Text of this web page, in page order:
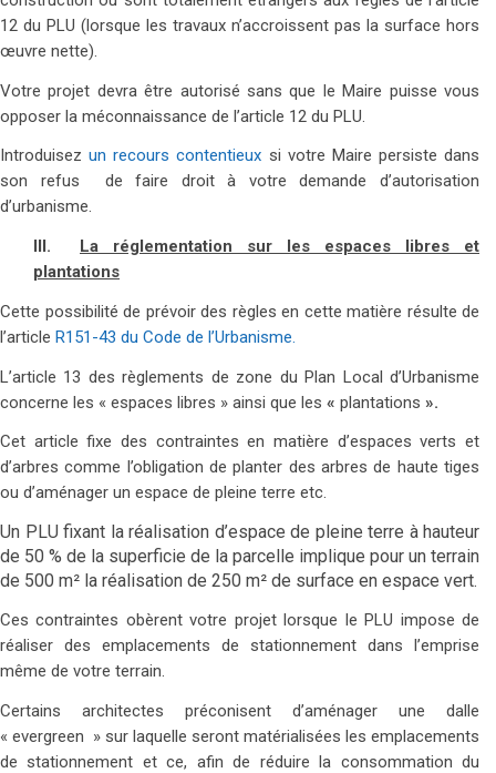
12 du PLU (lorsque les travaux n’accroissent pas la surface hors
œuvre nette).
Votre projet devra être autorisé sans que le Maire puisse vous
opposer la méconnaissance de l’article 12 du PLU.
Introduisezun recours contentieux si votre Maire persiste dans
son refus de faire droit à votre demande d’autorisation
d’urbanisme.
III. La réglementation sur les espaces libres et
plantations
Cette possibilité de prévoir des règles en cette matière résulte de
l’article R151-43 du Code de l’Urbanisme.
L’article 13 des règlements de zone du Plan Local d’Urbanisme
concerne les « espaces libres » ainsi que les « plantations ».
Cet article fixe des contraintes en matière d’espaces verts et
d’arbres comme l’obligation de planter des arbres de haute tiges
ou d’aménager un espace de pleine terre etc.
Un PLU fixant la réalisation d’espace de pleine terre à hauteur
de 50 % de la superficie de la parcelle implique pour un terrain
de 500 m² la réalisation de 250 m² de surface en espace vert.
Ces contraintes obèrent votre projet lorsque le PLU impose de
réaliser des emplacements de stationnement dans l’emprise
même de votre terrain.
Certains architectes préconisent d’aménager une dalle
« evergreen » sur laquelle seront matérialisées les emplacements
de stationnement et ce, afin de réduire la consommation du